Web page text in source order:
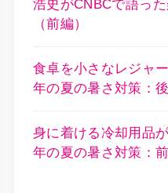
浩史がCNBCで語っ
（前編）
食卓を小さなレジャ
年の夏の暑さ対策：後
身に着ける冷却用品
年の夏の暑さ対策：前